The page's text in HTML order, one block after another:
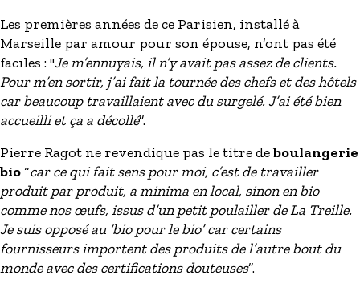
Les premières années de ce Parisien, installé à
Marseille par amour pour son épouse, n’ont pas été
faciles : "Je m’ennuyais, il n’y avait pas assez de clients.
Pour m’en sortir, j’ai fait la tournée des chefs et des hôtels
car beaucoup travaillaient avec du surgelé. J’ai été bien
accueilli et ça a décollé”.
Pierre Ragot ne revendique pas le titre deboulangerie
bio “car ce qui fait sens pour moi, c’est de travailler
produit par produit, a minima en local, sinon en bio
comme nos œufs, issus d’un petit poulailler de La Treille.
Je suis opposé au ‘bio pour le bio’ car certains
fournisseurs importent des produits de l’autre bout du
monde avec des certifications douteuses”.